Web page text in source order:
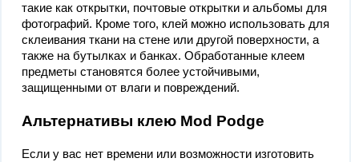
такие как открытки, почтовые открытки и альбомы для
фотографий. Кроме того, клей можно использовать для
склеивания ткани на стене или другой поверхности, а
также на бутылках и банках. Обработанные клеем
предметы становятся более устойчивыми,
защищенными от влаги и повреждений.
Альтернативы клею Mod Podge
Если у вас нет времени или возможности изготовить